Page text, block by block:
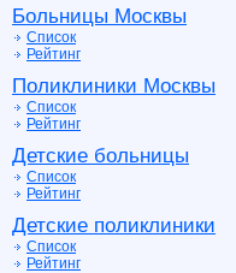
Больницы Москвы
Список
Рейтинг
Поликлиники Москвы
Список
Рейтинг
Детские больницы
Список
Рейтинг
Детские поликлиники
Список
Рейтинг